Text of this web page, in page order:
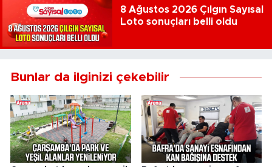
8 Ağustos 2026 Çılgın Sayısal
Loto sonuçları belli oldu
Bunlar da ilginizi çekebilir